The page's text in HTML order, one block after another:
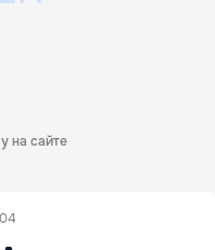
на сайте